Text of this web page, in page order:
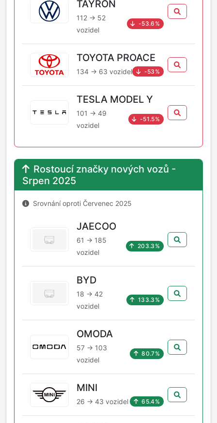
TAYRON
112 → 52
vozidel
-53.6%
TOYOTA PROACE
134 → 63 vozidel -53%
TESLA MODEL Y
101 → 49
vozidel
-51.5%
Rostoucí značky nových vozů -
Srpen 2025
Srovnání oproti Červenec 2025
JAECOO
61 → 185
vozidel
203.3%
BYD
18 → 42
vozidel
133.3%
OMODA
57 → 103
vozidel
80.7%
MINI
26 → 43 vozidel 65.4%